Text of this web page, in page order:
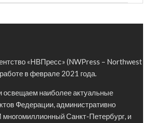
«НВПресс» (NWPress – Northwest
в феврале 2021 года.
освещаем наиболее актуальные
Федерации, административно
Санкт-Петербург, и